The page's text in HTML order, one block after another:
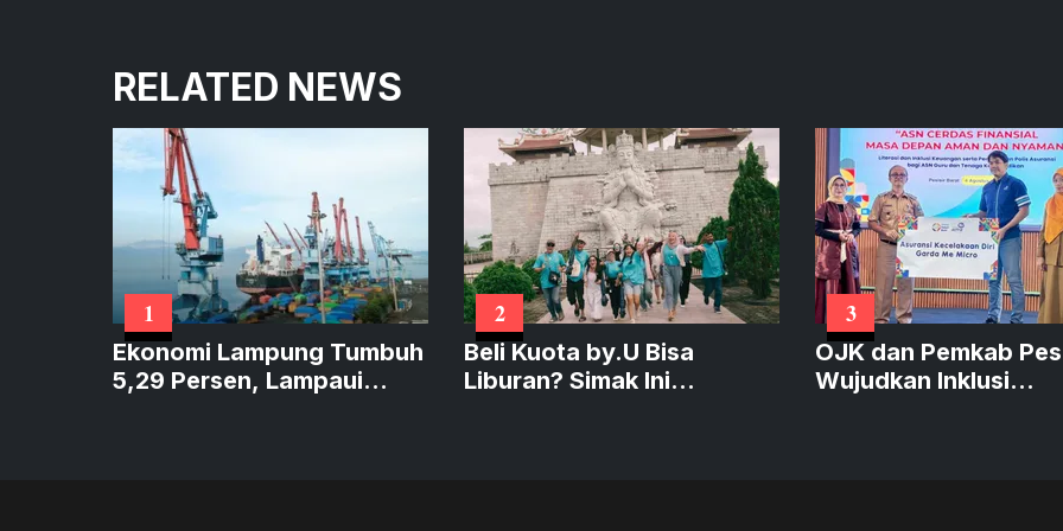
RELATED NEWS
1
Ekonomi Lampung Tumbuh
5,29 Persen, Lampaui
2
Beli Kuota by.U Bisa
Liburan? Simak Ini
3
OJK dan Pemkab
Wujudkan Inklusi